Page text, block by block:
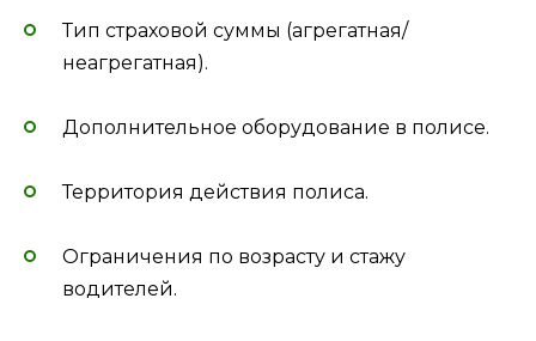
Тип страховой суммы (агрегатная/
неагрегатная).
Дополнительное оборудование в полисе.
Территория действия полиса.
Ограничения по возрасту и стажу
водителей.